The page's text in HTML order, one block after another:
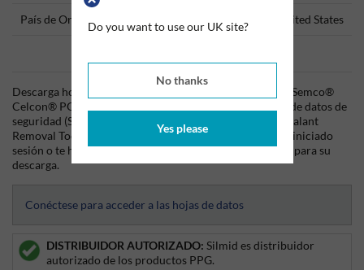
Do you want to use our UK site?
No thanks
Yes please
País de Origen United States
Descarga hoy mismo la hoja técnica (TDS) del producto Semco®
Celcon® POM Sealant Removal Tool (235072) y la hoja de datos de
seguridad (SDS) del producto Semco® Celcon® POM Sealant
Removal Tool (235072) desde Silmid. Una vez que hayas iniciado
sesión o te hayas registrado, la hoja de datos será visible para su
descarga.
Conéctese para acceder a las hojas de datos
DISTRIBUIDOR AUTORIZADO: Silmid es distribuidor
autorizado de los productos PPG.